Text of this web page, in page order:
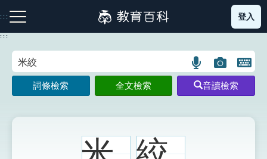
到
主
:::
注音索引圖示 筆畫索引圖示 部首索引表圖示
登入
:::
語
言
搜
圖
片
搜
開
鍵
圖
詞條檢索 全文檢索 音讀檢索